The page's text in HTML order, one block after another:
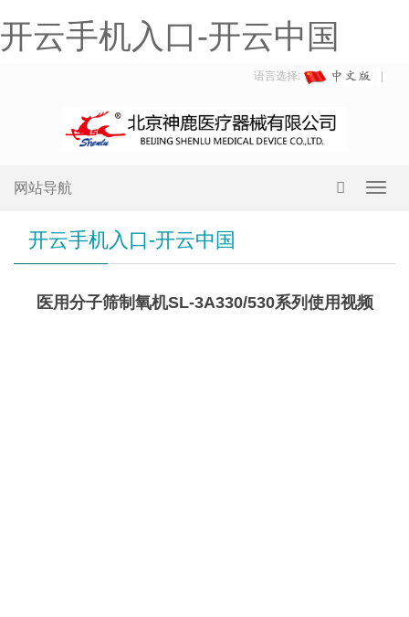
开云手机入口-开云中国
语言选择:
网站导航
开云手机入口-开云中国
医用分子筛制氧机SL-3A330/530系列使用视频